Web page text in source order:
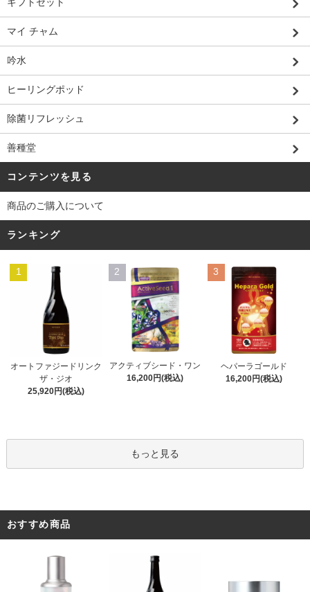
マイ チャム
吟水
ヒーリングポッド
除菌リフレッシュ
善種堂
コンテンツを見る
商品のご購入について
ランキング
1
オートファジードリンク
ザ・ジオ
25,920円(税込)
2
アクティブシード・ワン
16,200円(税込)
3
ヘパーラゴールド
16,200円(税込)
もっと見る
おすすめ商品